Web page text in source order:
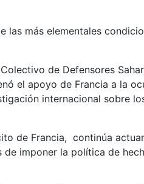
las más elementales
de Defensores
el apoyo de Francia a la
internacional sobre
de Francia, continúa
imponer la política de